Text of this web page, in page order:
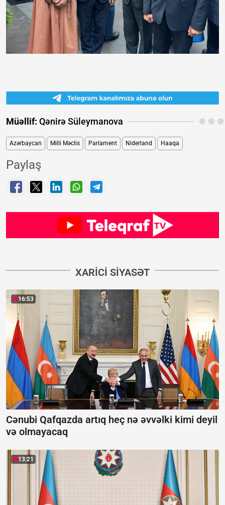
Müəllif: Qənirə Süleymanova
Azərbaycan Milli Məclis Parlament Niderland Haaqa
Paylaş
XARICI SIYASƏT
16:53
Cənubi Qafqazda artıq heç nə əvvəlki kimi deyil
və olmayacaq
13:21